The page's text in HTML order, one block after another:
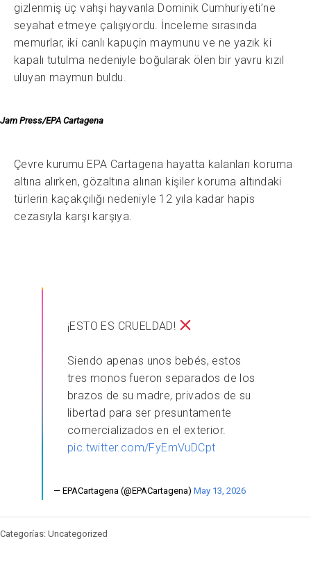
gizlenmiş üç vahşi hayvanla Dominik Cumhuriyeti’ne
seyahat etmeye çalışıyordu. İnceleme sırasında
memurlar, iki canlı kapuçin maymunu ve ne yazık ki
kapalı tutulma nedeniyle boğularak ölen bir yavru kızıl
uluyan maymun buldu.
Jam Press/EPA Cartagena
Çevre kurumu EPA Cartagena hayatta kalanları koruma
altına alırken, gözaltına alınan kişiler koruma altındaki
türlerin kaçakçılığı nedeniyle 12 yıla kadar hapis
cezasıyla karşı karşıya.
¡ESTO ES CRUELDAD!
Siendo apenas unos bebés, estos
tres monos fueron separados de los
brazos de su madre, privados de su
libertad para ser presuntamente
comercializados en el exterior.
pic.twitter.com/FyEmVuDCpt
— EPACartagena (@EPACartagena) May 13, 2026
Categorías: Uncategorized